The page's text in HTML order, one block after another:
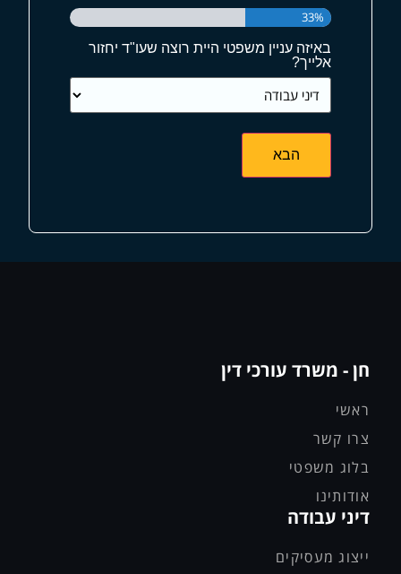
33%
באיזה עניין משפטי היית רוצה שעו"ד יחזור
אלייך?
חן - משרד עורכי דין
ראשי
צרו קשר
בלוג משפטי
אודותינו
דיני עבודה
ייצוג מעסיקים